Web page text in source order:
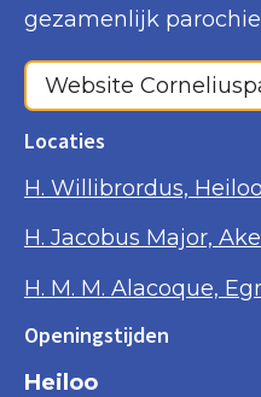
gezamenlijk
Website
Locaties
H. Willibrordus, Heiloo
H. Jacobus Major,
H. M. M. Alacoque,
Openingstijden
Heiloo